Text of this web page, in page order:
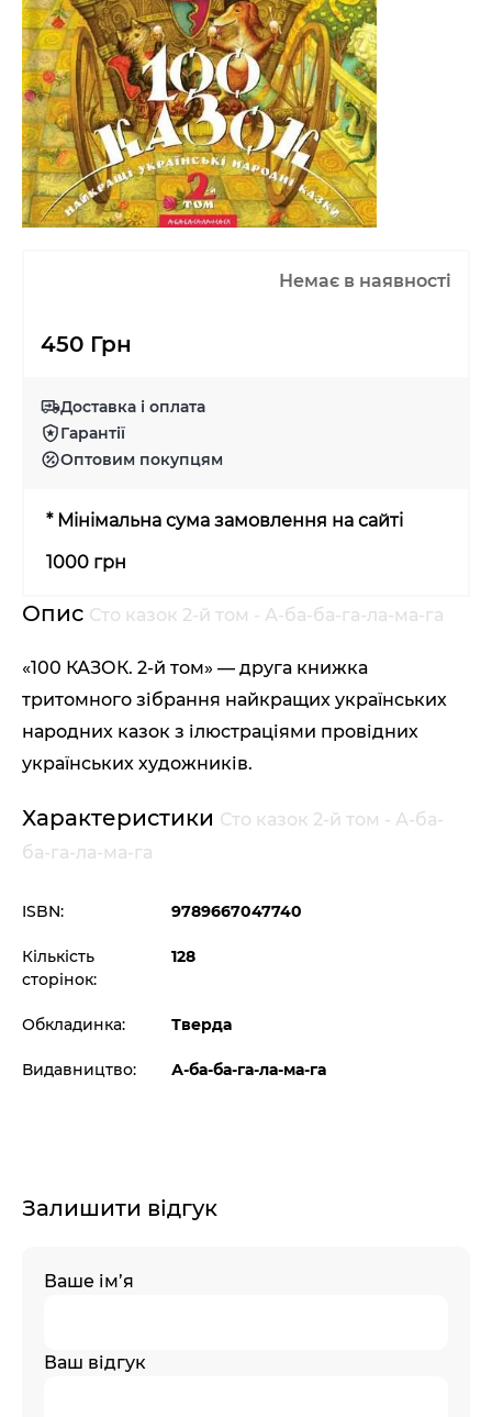
Немає в наявності
450 Грн
Доставка і оплата
Гарантії
Оптовим покупцям
* Мінімальна сума замовлення на сайті
1000 грн
Опис Сто казок 2-й том - А-ба-ба-га-ла-ма-га
«100 КАЗОК. 2-й том» — друга книжка
тритомного зібрання найкращих українських
народних казок з ілюстраціями провідних
українських художників.
Характеристики Сто казок 2-й том - А-ба-
ба-га-ла-ма-га
ISBN: 9789667047740
Кількість
сторінок:
128
Обкладинка: Тверда
Видавництво: А-ба-ба-га-ла-ма-га
Залишити відгук
Ваше ім’я
Ваш відгук